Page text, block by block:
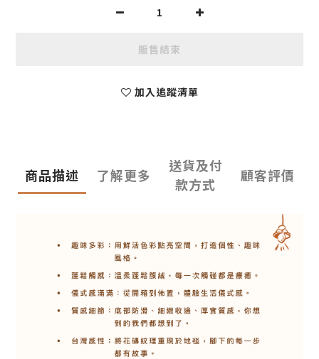
販售結束
加入追蹤清單
商品描述 了解更多
送貨及付
款方式
顧客評價